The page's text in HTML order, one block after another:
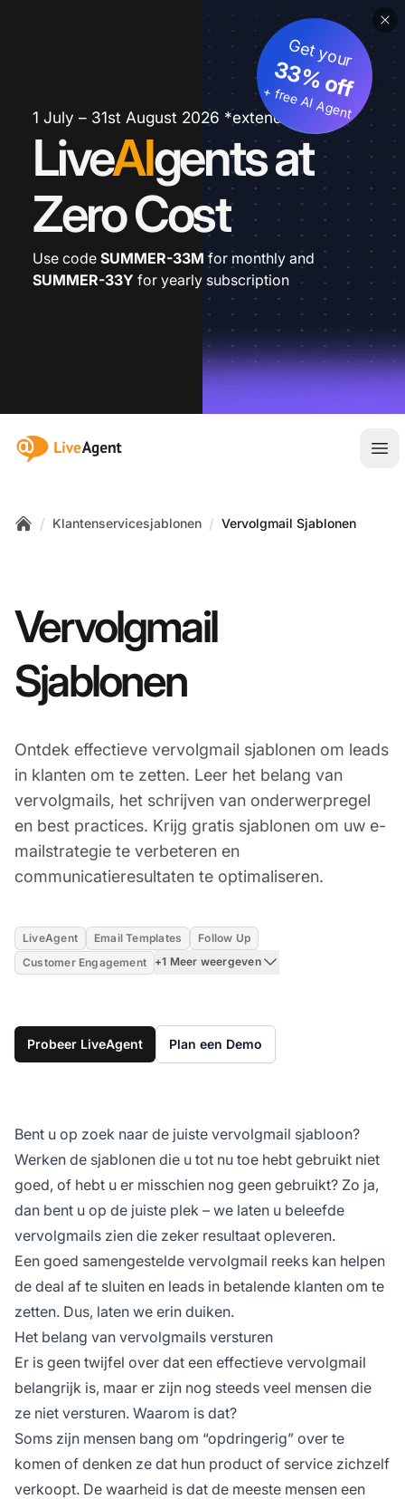
1 July – 31st August 2026 *extended
LiveAIgents at
Zero Cost
Get your
33% off
+ free AI Agent
Use code SUMMER-33M for monthly and
SUMMER-33Y for yearly subscription
:site.title
/ Klantenservicesjablonen / Vervolgmail Sjablonen
Vervolgmail
Sjablonen
Ontdek effectieve vervolgmail sjablonen om leads
in klanten om te zetten. Leer het belang van
vervolgmails, het schrijven van onderwerpregel
en best practices. Krijg gratis sjablonen om uw e-
mailstrategie te verbeteren en
communicatieresultaten te optimaliseren.
LiveAgent Email Templates
Follow Up
Customer Engagement
+1 Meer weergeven
Probeer LiveAgent Plan een Demo
Bent u op zoek naar de juiste vervolgmail sjabloon?
Werken de sjablonen die u tot nu toe hebt gebruikt niet
goed, of hebt u er misschien nog geen gebruikt? Zo ja,
dan bent u op de juiste plek – we laten u beleefde
vervolgmails zien die zeker resultaat opleveren.
Een goed samengestelde vervolgmail reeks kan helpen
de deal af te sluiten en leads in betalende klanten om te
zetten. Dus, laten we erin duiken.
Het belang van vervolgmails versturen
Er is geen twijfel over dat een effectieve vervolgmail
belangrijk is, maar er zijn nog steeds veel mensen die
ze niet versturen. Waarom is dat?
Soms zijn mensen bang om “opdringerig” over te
komen of denken ze dat hun product of service zichzelf
verkoopt. De waarheid is dat de meeste mensen een